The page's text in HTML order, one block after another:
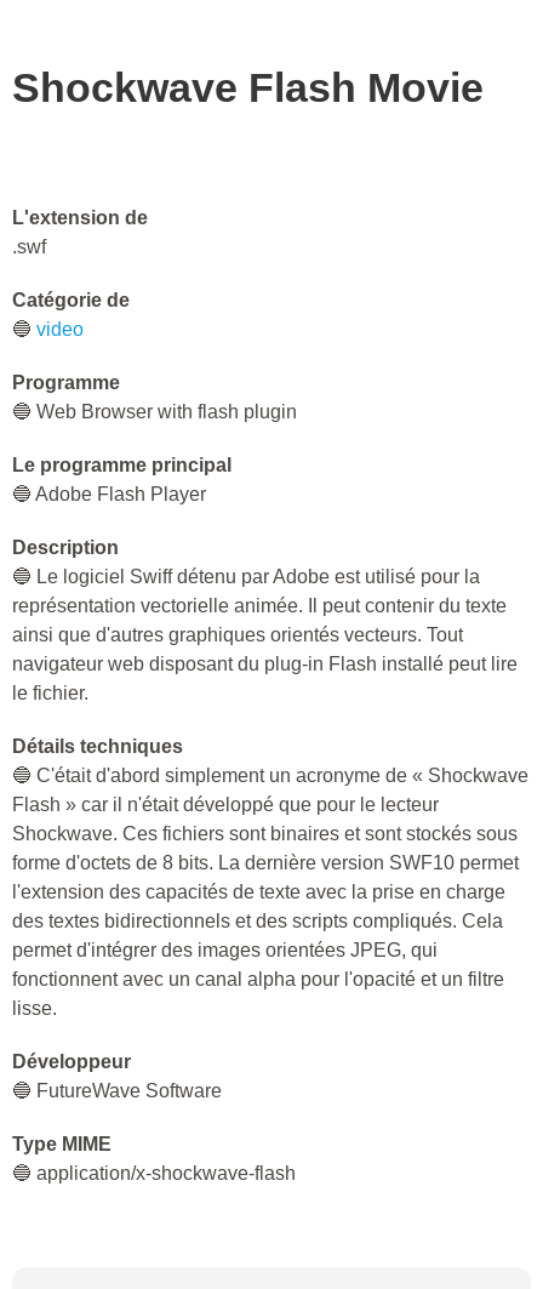
Shockwave Flash Movie
L'extension de
.swf
Catégorie de
🔵 video
Programme
🔵 Web Browser with flash plugin
Le programme principal
🔵 Adobe Flash Player
Description
🔵 Le logiciel Swiff détenu par Adobe est utilisé pour la
représentation vectorielle animée. Il peut contenir du texte
ainsi que d'autres graphiques orientés vecteurs. Tout
navigateur web disposant du plug-in Flash installé peut lire
le fichier.
Détails techniques
🔵 C'était d'abord simplement un acronyme de « Shockwave
Flash » car il n'était développé que pour le lecteur
Shockwave. Ces fichiers sont binaires et sont stockés sous
forme d'octets de 8 bits. La dernière version SWF10 permet
l'extension des capacités de texte avec la prise en charge
des textes bidirectionnels et des scripts compliqués. Cela
permet d'intégrer des images orientées JPEG, qui
fonctionnent avec un canal alpha pour l'opacité et un filtre
lisse.
Développeur
🔵 FutureWave Software
Type MIME
🔵 application/x-shockwave-flash